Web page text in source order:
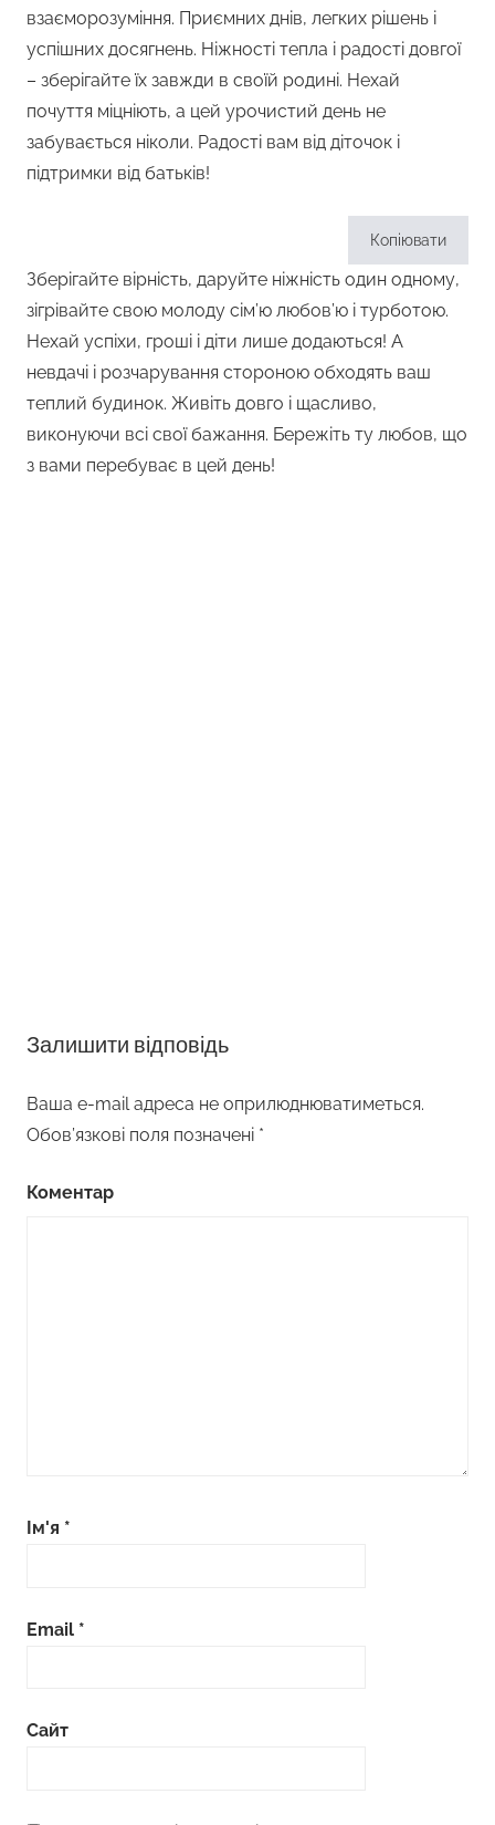
взаєморозуміння. Приємних днів, легких рішень і
успішних досягнень. Ніжності тепла і радості довгої
– зберігайте їх завжди в своїй родині. Нехай
почуття міцніють, а цей урочистий день не
забувається ніколи. Радості вам від діточок і
підтримки від батьків!
Копіювати
Зберігайте вірність, даруйте ніжність один одному,
зігрівайте свою молоду сім’ю любов’ю і турботою.
Нехай успіхи, гроші і діти лише додаються! А
невдачі і розчарування стороною обходять ваш
теплий будинок. Живіть довго і щасливо,
виконуючи всі свої бажання. Бережіть ту любов, що
з вами перебуває в цей день!
Залишити відповідь
Ваша e-mail адреса не оприлюднюватиметься.
Обов’язкові поля позначені *
Коментар
Ім'я *
Email *
Сайт